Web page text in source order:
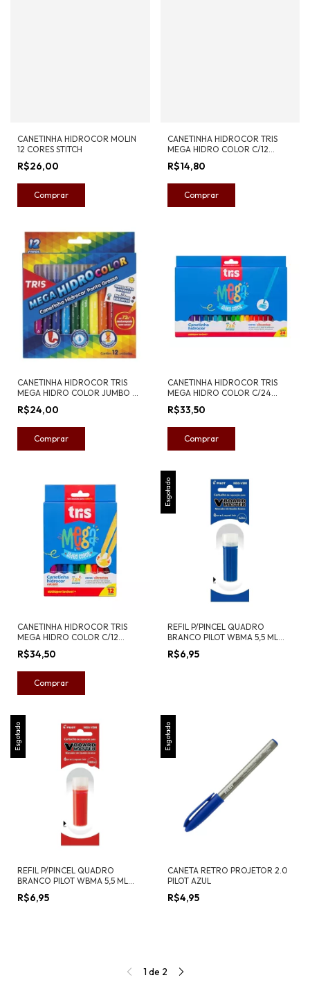
CANETINHA HIDROCOR MOLIN
12 CORES STITCH
R$26,00
CANETINHA HIDROCOR TRIS
MEGA HIDRO COLOR C/12
CORES
R$14,80
CANETINHA HIDROCOR TRIS
MEGA HIDRO COLOR JUMBO PB
C/12 CORES
R$24,00
CANETINHA HIDROCOR TRIS
MEGA HIDRO COLOR C/24
CORES
R$33,50
CANETINHA HIDROCOR TRIS
MEGA HIDRO COLOR C/12
RETRATIL
R$34,50
Esgotado
REFIL P/PINCEL QUADRO
BRANCO PILOT WBMA 5,5 ML
AZUL
R$6,95
Esgotado
REFIL P/PINCEL QUADRO
BRANCO PILOT WBMA 5,5 ML
VERMELHO
R$6,95
Esgotado
CANETA RETRO PROJETOR 2.0
PILOT AZUL
R$4,95
1 de 2